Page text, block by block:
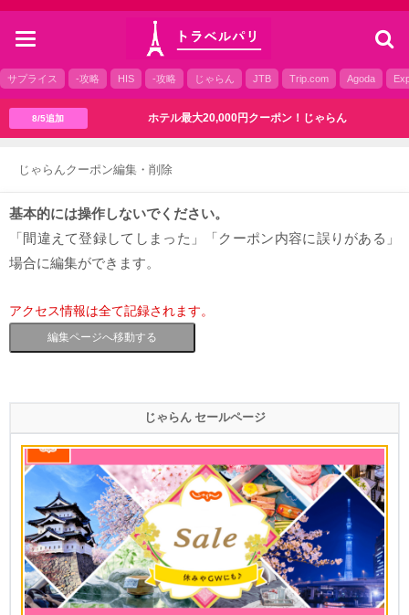
toggle
サプライス -攻略 HIS -攻略 じゃらん JTB Trip.com Agoda
8/5追加 ホテル最大20,000円クーポン！じゃらん
じゃらんクーポン編集・削除
基本的には操作しないでください。
「間違えて登録してしまった」「クーポン内容に誤りがある」
場合に編集ができます。
アクセス情報は全て記録されます。
編集ページへ移動する
じゃらん セールページ